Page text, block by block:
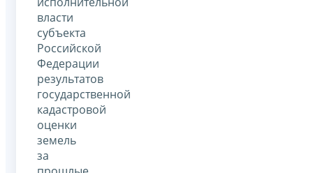
власти
субъекта
Российской
Федерации
результатов
государственной
кадастровой
оценки
земель
за